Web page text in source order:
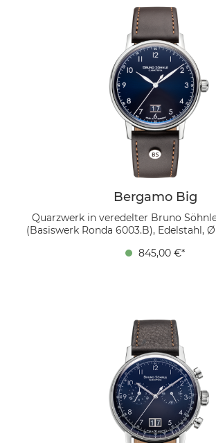
vermittelt eine klare, zeitlose
dunkelbraunes Echtlederband
klassische Note, während das
entspiegelte Saphirglas den Blick auf
freigibt.
Bergamo Big
Quarzwerk in veredelter Bruno
(Basiswerk Ronda 6003.B), Edelstahl,
gewölbtes Saphirglas innen
Großdatum bei 6 Uhr verleiht
Alltagstauglichkeit. Getragen am
Echtlederband, ergibt sich ein
Business wie Freizeit gleichermaßen
845,00 €*